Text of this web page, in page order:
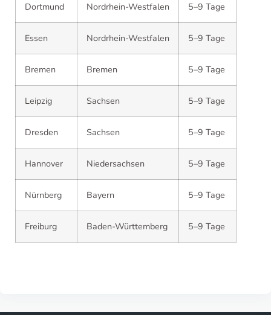
Dortmund Nordrhein-Westfalen 5–9 Tage
Essen Nordrhein-Westfalen 5–9 Tage
Bremen Bremen 5–9 Tage
Leipzig Sachsen 5–9 Tage
Dresden Sachsen 5–9 Tage
Hannover Niedersachsen 5–9 Tage
Nürnberg Bayern 5–9 Tage
Freiburg Baden-Württemberg 5–9 Tage